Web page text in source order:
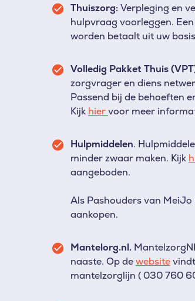
Thuiszorg:Verpleging en
hulpvraag voorleggen.
worden betaalt uit uw
Volledig Pakket Thuis
zorgvrager en diens
Passend bij de behoeften
Kijk hiervoor meer
Hulpmiddelen.
minder zwaar maken. Kijk
aangeboden.
Als Pashouders van
aankopen.
Mantelorg.nl.
naaste. Op dewebsite
mantelzorglijn ( 030 760